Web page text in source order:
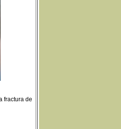
fractura de